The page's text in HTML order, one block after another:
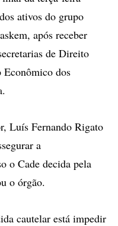
ativos do grupo
após receber
de Direito
Econômico dos
Luís Fernando Rigato
a
o Cade decida pela
o órgão.
cautelar está impedir